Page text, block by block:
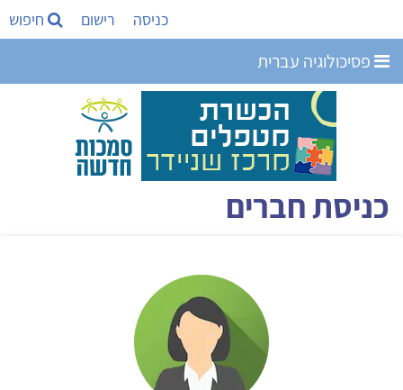
כניסה רישום חיפוש
פסיכולוגיה עברית
כניסת חברים